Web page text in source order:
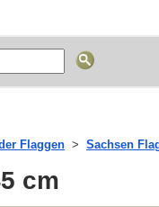
Flaggen Sachsen
cm